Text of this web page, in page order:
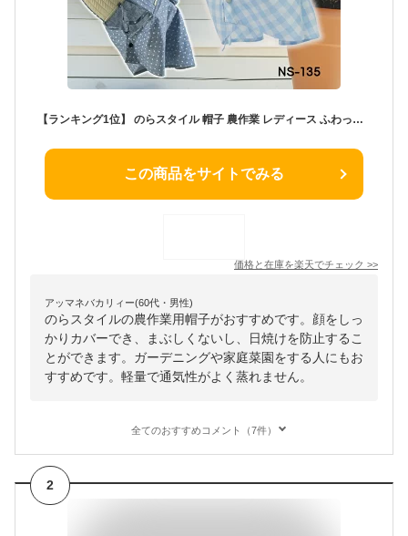
【ランキング1位】 のらスタイル 帽子 農作業 レディース ふわっと涼しい帽 NS135 軽量 ガーデニング ガーデニングフード 家庭菜園 農家 果樹園
この商品をサイトでみる
価格と在庫を楽天でチェック >>
アッマネバカリィー(60代・男性)
のらスタイルの農作業用帽子がおすすめです。顔をしっ
かりカバーでき、まぶしくないし、日焼けを防止するこ
とができます。ガーデニングや家庭菜園をする人にもお
すすめです。軽量で通気性がよく蒸れません。
全てのおすすめコメント（7件）
2